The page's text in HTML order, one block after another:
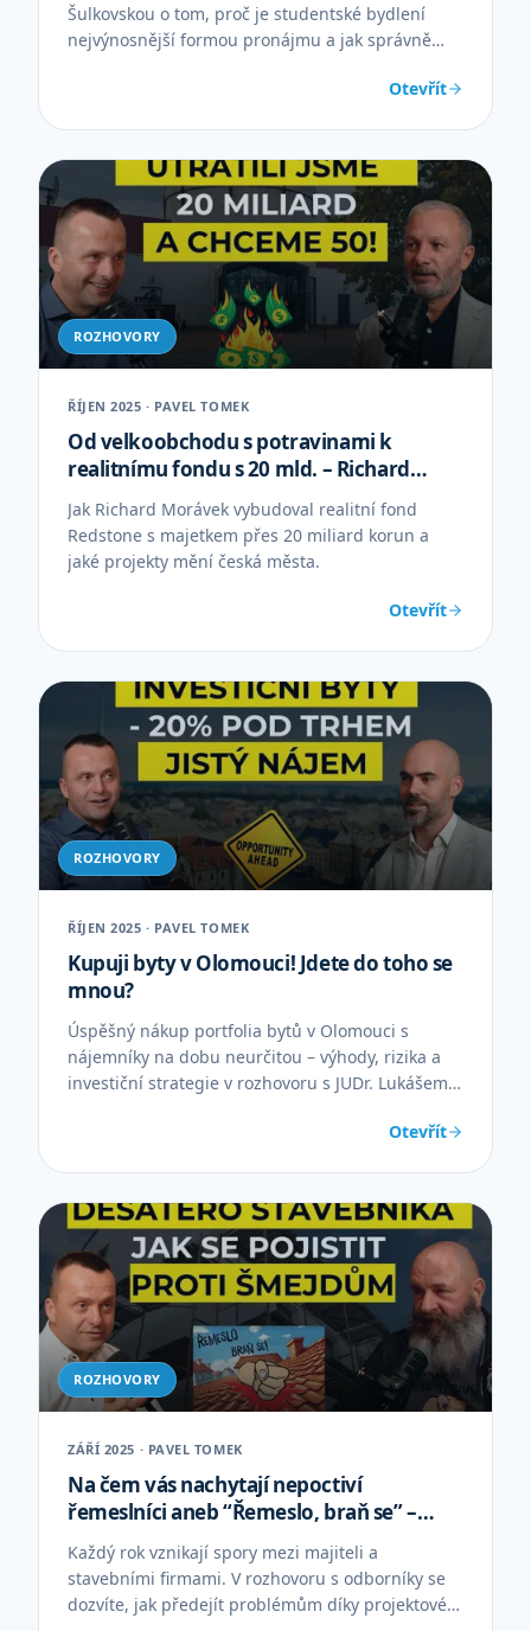
Šulkovskou o tom, proč je studentské bydlení
nejvýnosnější formou pronájmu a jak správně
Otevřít
ROZHOVORY
ŘÍJEN 2025 · PAVEL TOMEK
Od velkoobchodu s potravinami k
realitnímu fondu s 20 mld. – Richard
Morávek REDSTONE
Jak Richard Morávek vybudoval realitní fond
Redstone s majetkem přes 20 miliard korun a
jaké projekty mění česká města.
Otevřít
ROZHOVORY
ŘÍJEN 2025 · PAVEL TOMEK
Kupuji byty v Olomouci! Jdete do toho se
mnou?
Úspěšný nákup portfolia bytů v Olomouci s
nájemníky na dobu neurčitou – výhody, rizika a
investiční strategie v rozhovoru s JUDr. Lukášem
Otevřít
ROZHOVORY
ZÁŘÍ 2025 · PAVEL TOMEK
Na čem vás nachytají nepoctiví
řemeslníci aneb “Řemeslo, braň se” –
Roman Kučera, Eva Kopecká
Každý rok vznikají spory mezi majiteli a
stavebními firmami. V rozhovoru s odborníky se
dozvíte, jak předejít problémům díky projektové